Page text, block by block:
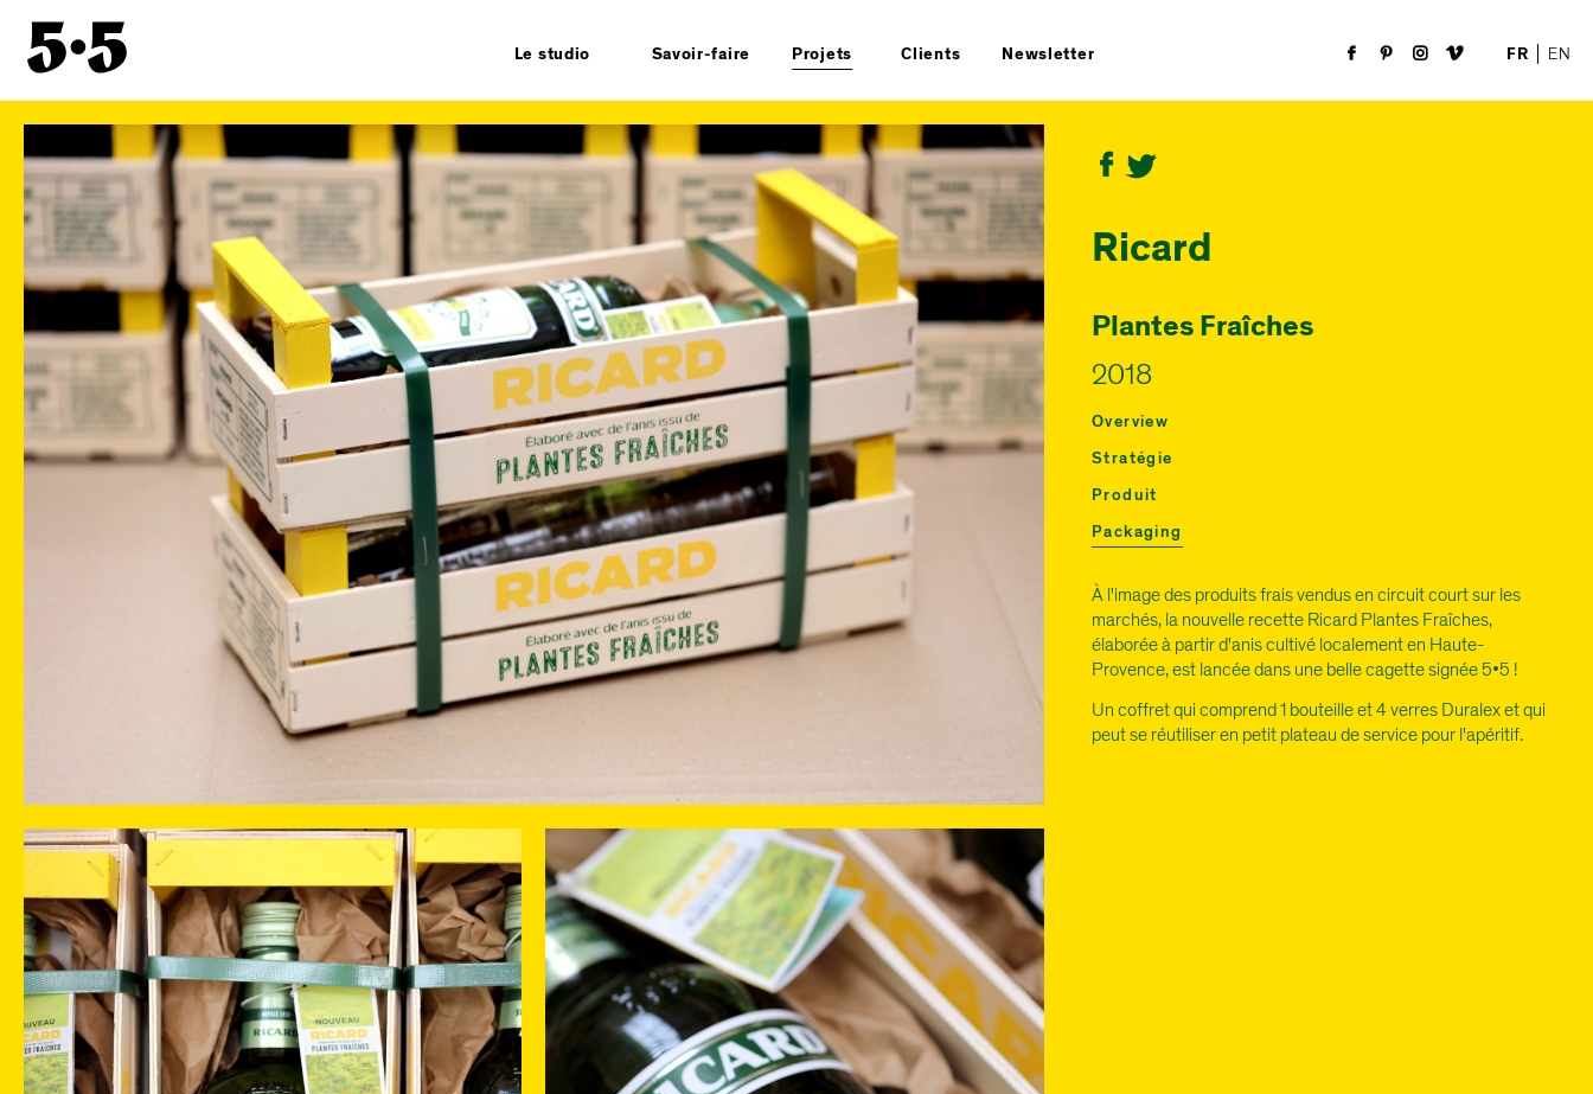
Le studio
Design durable
Équipe
Contacts
Informations
légales
Savoir-faire Projets
Stratégie
Identité
Espace
Produit
Packaging
Manifeste
Clients Newsletter FR EN
Ricard
Plantes Fraîches
2018
Overview
Stratégie
Produit
Packaging
À l'image des produits frais vendus en circuit court sur les
marchés, la nouvelle recette Ricard Plantes Fraîches,
élaborée à partir d'anis cultivé localement en Haute-
Provence, est lancée dans une belle cagette signée 5•5 !
Un coffret qui comprend 1 bouteille et 4 verres Duralex et qui
peut se réutiliser en petit plateau de service pour l'apéritif.